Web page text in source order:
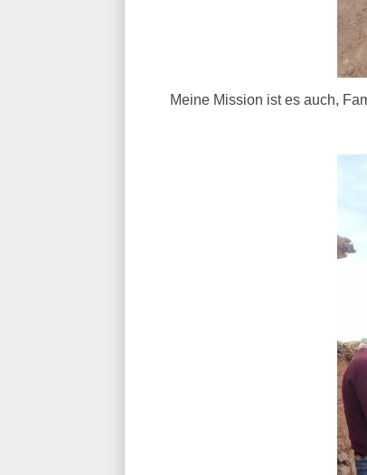
Meine Mission ist es auch,